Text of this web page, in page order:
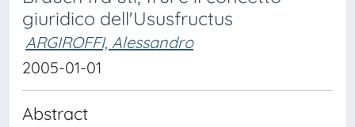
giuridico dell'Ususfructus
ARGIROFFI, Alessandro
2005-01-01
Abstract